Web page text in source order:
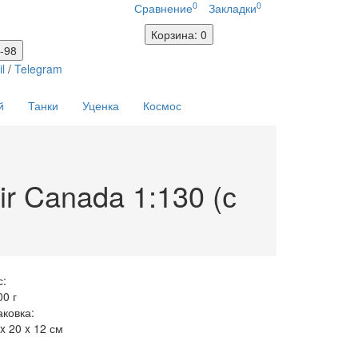
Сравнение0 Закладки0
98
/ Telegram
Корзина: 0
Танки Уценка Космос
Canada 1:130 (с
г
20 x 12 см